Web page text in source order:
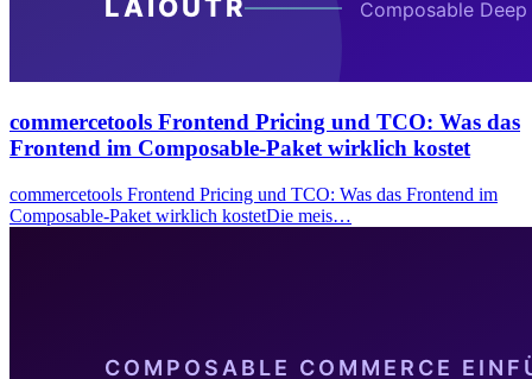
commercetools Frontend Pricing und TCO: Was das
Frontend im Composable-Paket wirklich kostet
commercetools Frontend Pricing und TCO: Was das Frontend im
Composable-Paket wirklich kostetDie meis…